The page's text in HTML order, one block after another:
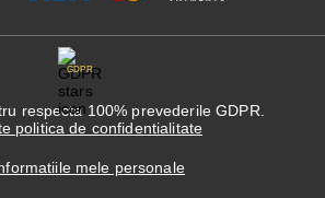
GDPR
respecta 100% prevederile GDPR.
politica de confidentialitate
mele personale